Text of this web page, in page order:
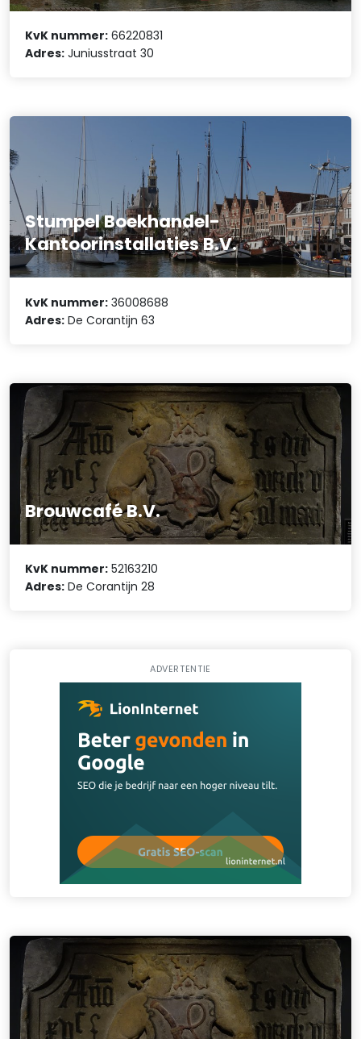
KvK nummer: 66220831
Adres: Juniusstraat 30
Stumpel Boekhandel-
Kantoorinstallaties B.V.
KvK nummer: 36008688
Adres: De Corantijn 63
Brouwcafé B.V.
KvK nummer: 52163210
Adres: De Corantijn 28
ADVERTENTIE